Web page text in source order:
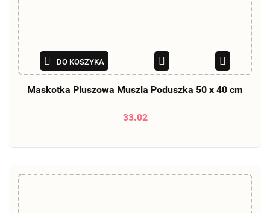
DO KOSZYKA
Maskotka Pluszowa Muszla Poduszka 50 x 40 cm
33.02